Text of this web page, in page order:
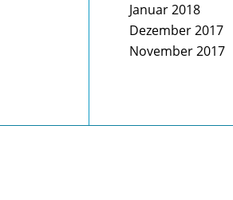
Januar 2018
Dezember 2017
November 2017